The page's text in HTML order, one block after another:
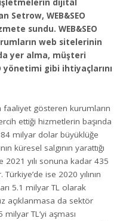
dijital
Setrow, WEB&SEO
sundu. WEB&SEO
web sitelerinin
yer alma, müşteri
yönetimi gibi ihtiyaçlarını
gösteren kurumların
ettiği hizmetlerin başında
milyar dolar büyüklüğe
küresel salgının yarattığı
2021 yılı sonuna kadar 435
ise 2020 yılının
5.1 milyar TL olarak
açıklanmasa da sektör
TL’yi aşması